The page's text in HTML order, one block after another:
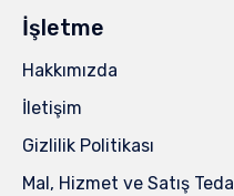
İşletme
Hakkımızda
İletişim
Gizlilik Politikası
Mal, Hizmet ve Satış